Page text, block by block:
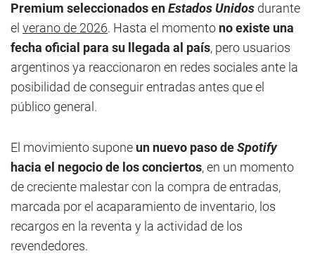
Premium seleccionadosenEstados Unidos durante
el verano de 2026. Hasta el momento no existe una
fecha oficial para su llegada al país, pero usuarios
argentinos ya reaccionaron en redes sociales ante la
posibilidad de conseguir entradas antes que el
público general.
El movimiento supone un nuevo paso deSpotify
hacia el negocio de los conciertos, en un momento
de creciente malestar con la compra de entradas,
marcada por el acaparamiento de inventario, los
recargos en la reventa y la actividad de los
revendedores.